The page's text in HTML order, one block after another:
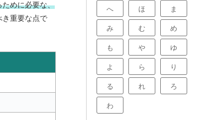
めに必要な、
き重要な点で
へ ほ ま
み む め
も や ゆ
よ ら り
る れ ろ
わ